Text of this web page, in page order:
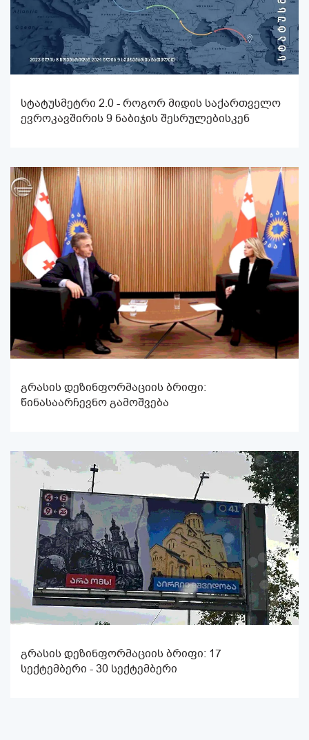
სტატუსმეტრი 2.0 - როგორ მიდის საქართველო
ევროკავშირის 9 ნაბიჯის შესრულებისკენ
გრასის დეზინფორმაციის ბრიფი:
წინასაარჩევნო გამოშვება
გრასის დეზინფორმაციის ბრიფი: 17
სექტემბერი - 30 სექტემბერი